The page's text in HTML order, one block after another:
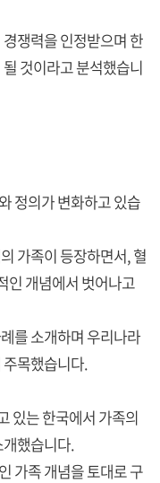
쟁력을 인정받으며 한
것이라고 분석했습니
정의가 변화하고 있습
가족이 등장하면서, 혈
인 개념에서 벗어나고
를 소개하며 우리나라
목했습니다.
있는 한국에서 가족의
했습니다.
가족 개념을 토대로 구